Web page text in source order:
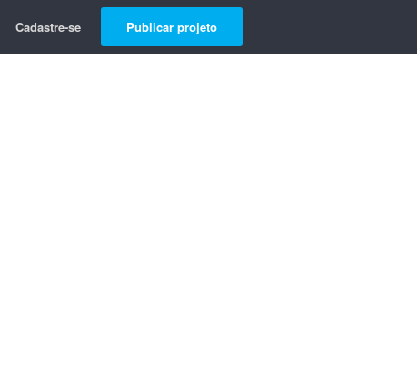
Cadastre-se Publicar projeto